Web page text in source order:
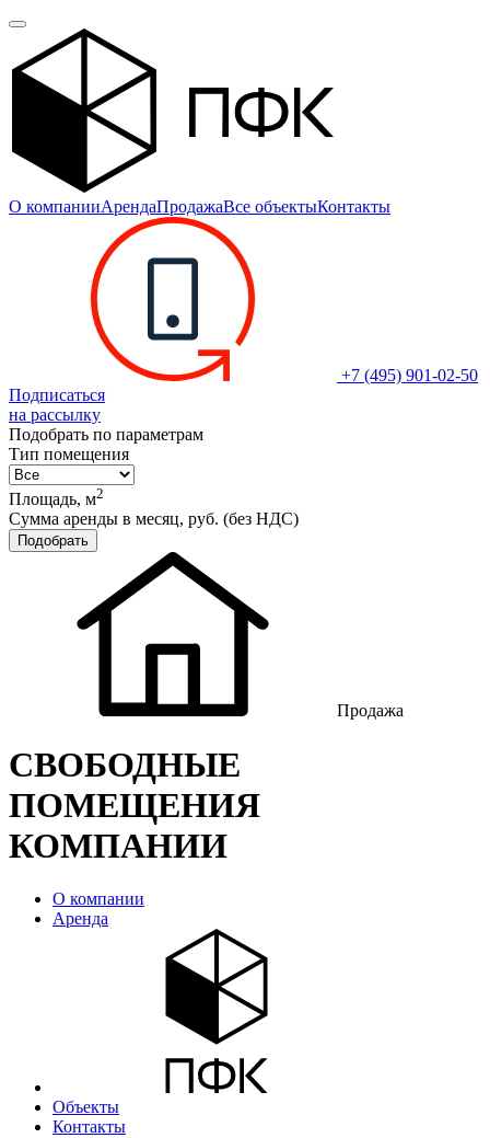
О компанииАрендаПродажаВсе объектыКонтакты
+7 (495) 901-02-50
Подписаться
на рассылку
Подобрать по параметрам
Тип помещения
Площадь, м2
Сумма аренды в месяц, руб. (без НДС)
Продажа
СВОБОДНЫЕ
ПОМЕЩЕНИЯ
КОМПАНИИ
О компании
Аренда
Объекты
Контакты